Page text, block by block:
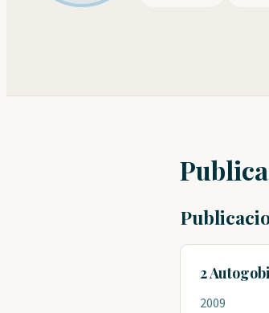
2
2009